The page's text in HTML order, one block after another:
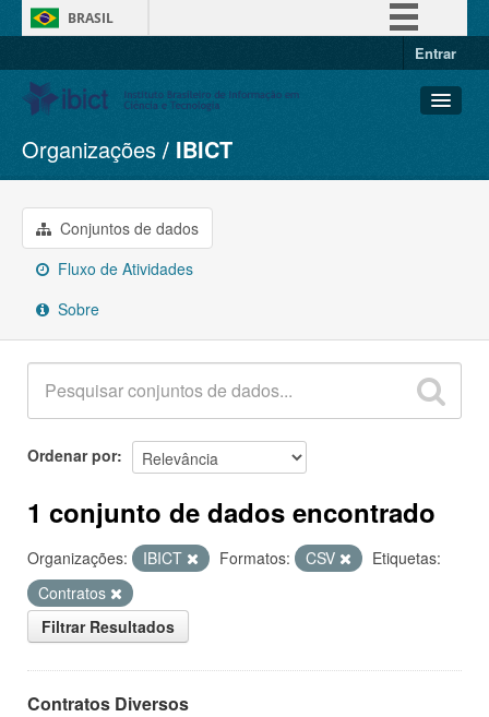
BRASIL
Entrar
Conjuntos de dados
Organizações
Grupos
Sobre
Organizações IBICT
Conjuntos de dados
Fluxo de Atividades
Sobre
Ordenar por
1 conjunto de dados encontrado
Organizações: IBICT Formatos: CSV
Etiquetas:
Contratos
Filtrar Resultados
Contratos Diversos